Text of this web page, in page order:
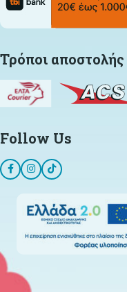
Τρόποι αποστολής
Follow Us